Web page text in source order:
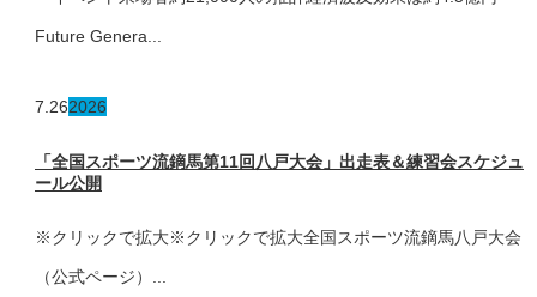
Future Genera...
7.262026
「全国スポーツ流鏑馬第11回八戸大会」出走表＆練習会スケジュ
ール公開
※クリックで拡大※クリックで拡大全国スポーツ流鏑馬八戸大会
（公式ページ）...